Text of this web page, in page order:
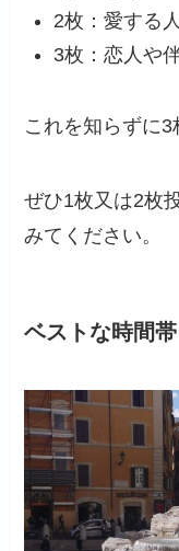
2枚：愛する
3枚：恋人や
これを知らずに3
ぜひ1枚又は2枚
みてください。
ベストな時間帯